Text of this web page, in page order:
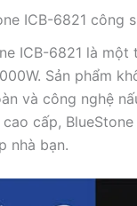
ICB-6821 công
ICB-6821 là
Sản phẩm
và công nghệ
cấp,
nhà bạn.